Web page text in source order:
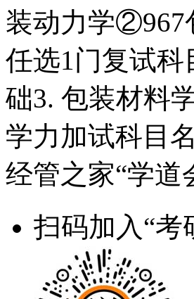
装动力学
任选1门复试科
础3. 包装材料
学力加试科目
经管之家“学道
扫码加入“考